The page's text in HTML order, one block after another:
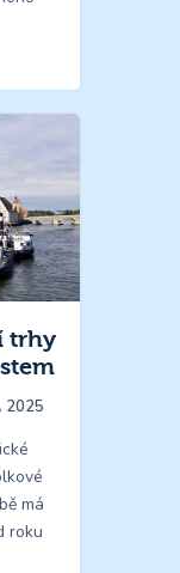
trhy
2025
má
roku